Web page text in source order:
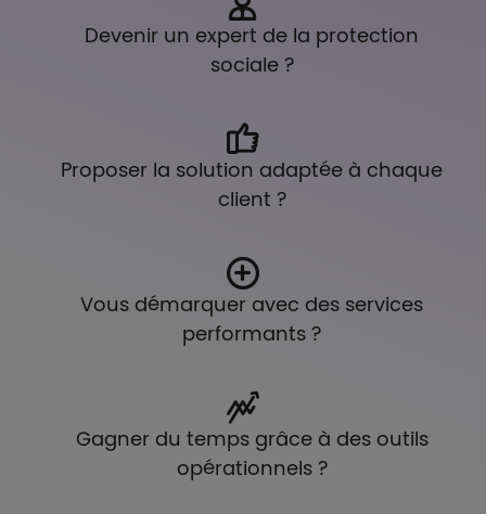
Devenir un expert de la protection
sociale ?
Proposer la solution adaptée à chaque
client ?
Vous démarquer avec des services
performants ?
Gagner du temps grâce à des outils
opérationnels ?